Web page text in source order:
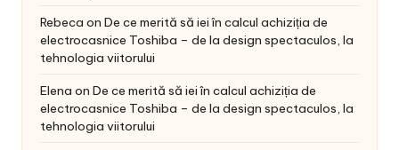
Rebeca on De ce merită să iei în calcul achiziția de
electrocasnice Toshiba – de la design spectaculos, la
tehnologia viitorului
Elena on De ce merită să iei în calcul achiziția de
electrocasnice Toshiba – de la design spectaculos, la
tehnologia viitorului